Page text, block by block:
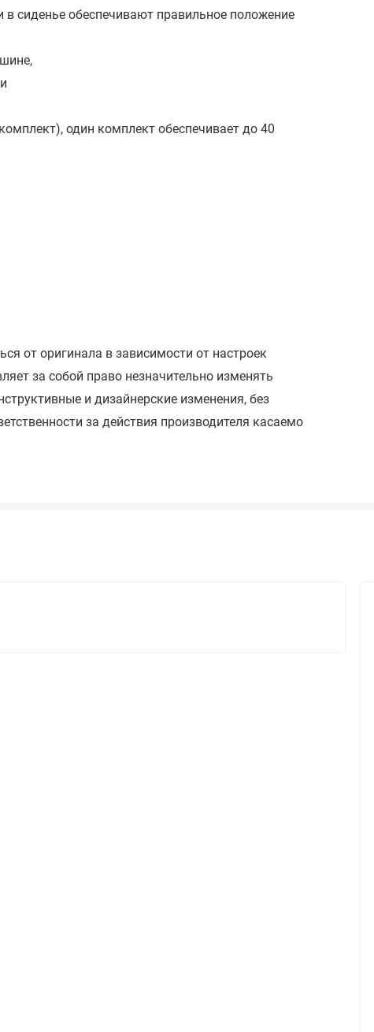
сиденье обеспечивают правильное положение
один комплект обеспечивает до 40
от оригинала в зависимости от настроек
за собой право незначительно изменять
и дизайнерские изменения, без
за действия производителя касаемо